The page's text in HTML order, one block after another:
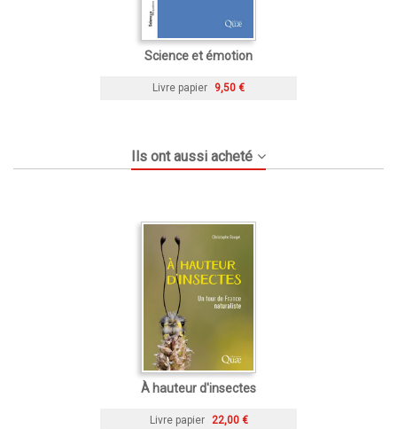
Science et émotion
Livre papier 9,50 €
Ils ont aussi acheté
À hauteur d'insectes
Livre papier 22,00 €